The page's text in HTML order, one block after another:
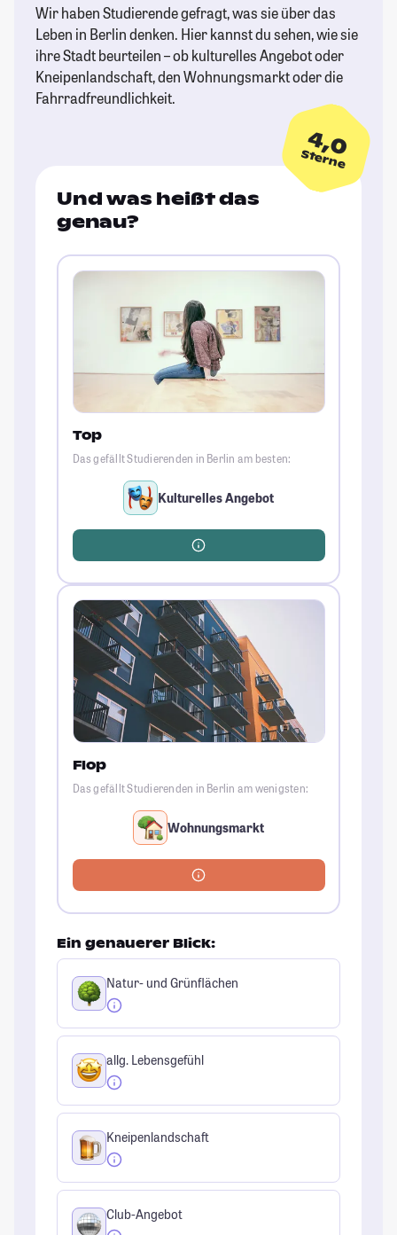
Wir haben Studierende gefragt, was sie über das
Leben in Berlin denken. Hier kannst du sehen, wie sie
ihre Stadt beurteilen – ob kulturelles Angebot oder
Kneipenlandschaft, den Wohnungsmarkt oder die
Fahrradfreundlichkeit.
4,0
Sterne
Und was heißt das
genau?
Top
Das gefällt Studierenden in Berlin am besten:
Kulturelles Angebot
Flop
Das gefällt Studierenden in Berlin am wenigsten:
Wohnungsmarkt
Ein genauerer Blick:
Natur- und Grünflächen
allg. Lebensgefühl
Kneipenlandschaft
Club-Angebot